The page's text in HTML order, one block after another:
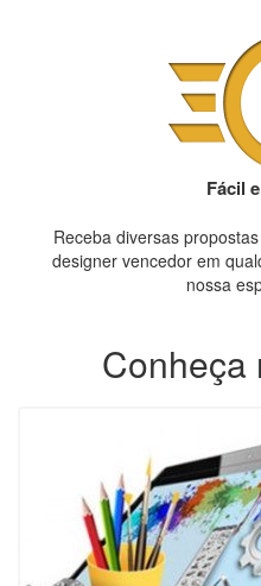
Fácil
Receba diversas
designer vencedor em
nossa
Conheça